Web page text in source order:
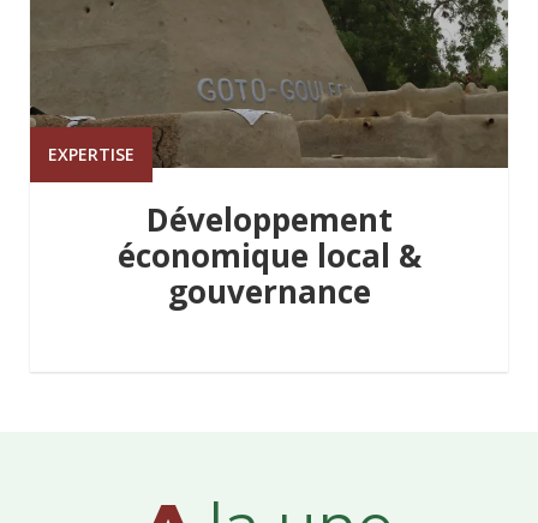
EXPERTISE
Développement
économique local &
gouvernance